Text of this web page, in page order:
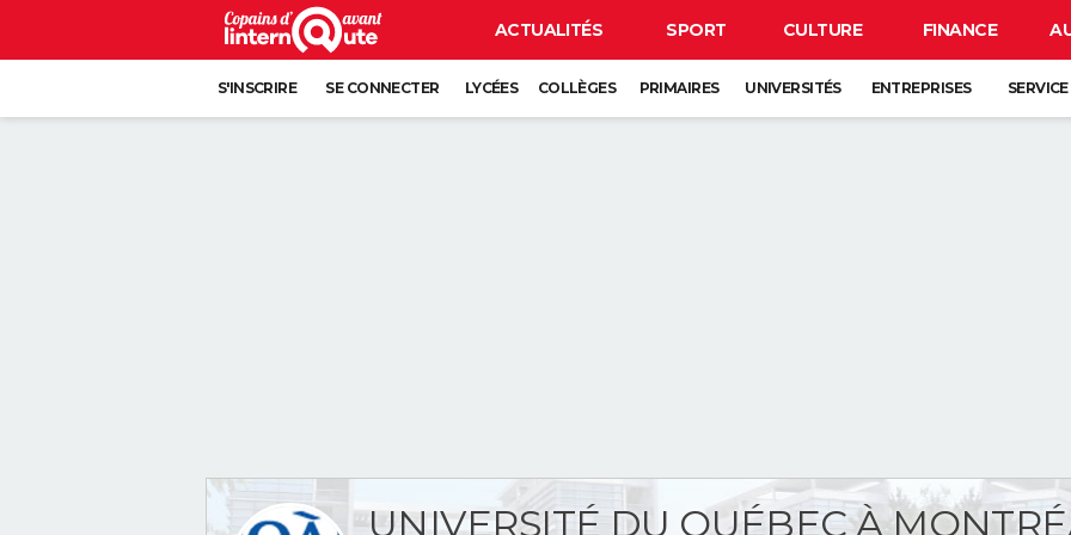
ACTUALITÉS SPORT CULTURE FINANCE
S'INSCRIRE SE CONNECTER LYCÉES COLLÈGES PRIMAIRES UNIVERSITÉS ENTREPRISES
UNIVERSITÉ DU QUÉBEC À